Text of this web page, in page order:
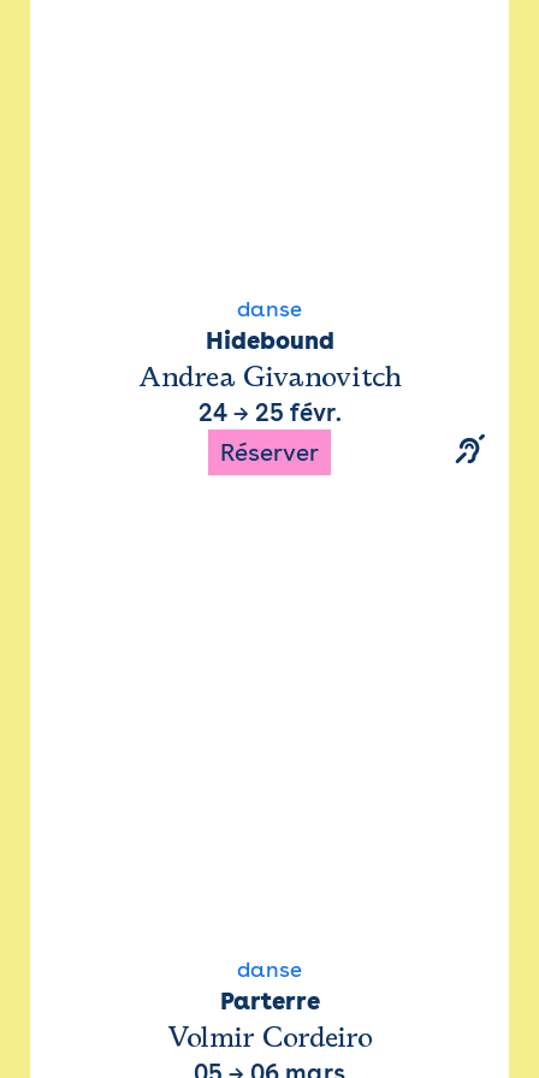
danse
Hidebound
Andrea Givanovitch
24→ 25 févr.
Réserver
danse
Parterre
Volmir Cordeiro